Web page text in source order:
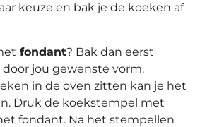
keuze en bak je de koeken af
fondant? Bak dan eerst
jou gewenste vorm.
in de oven zitten kan je het
Druk de koekstempel met
fondant. Na het stempellen